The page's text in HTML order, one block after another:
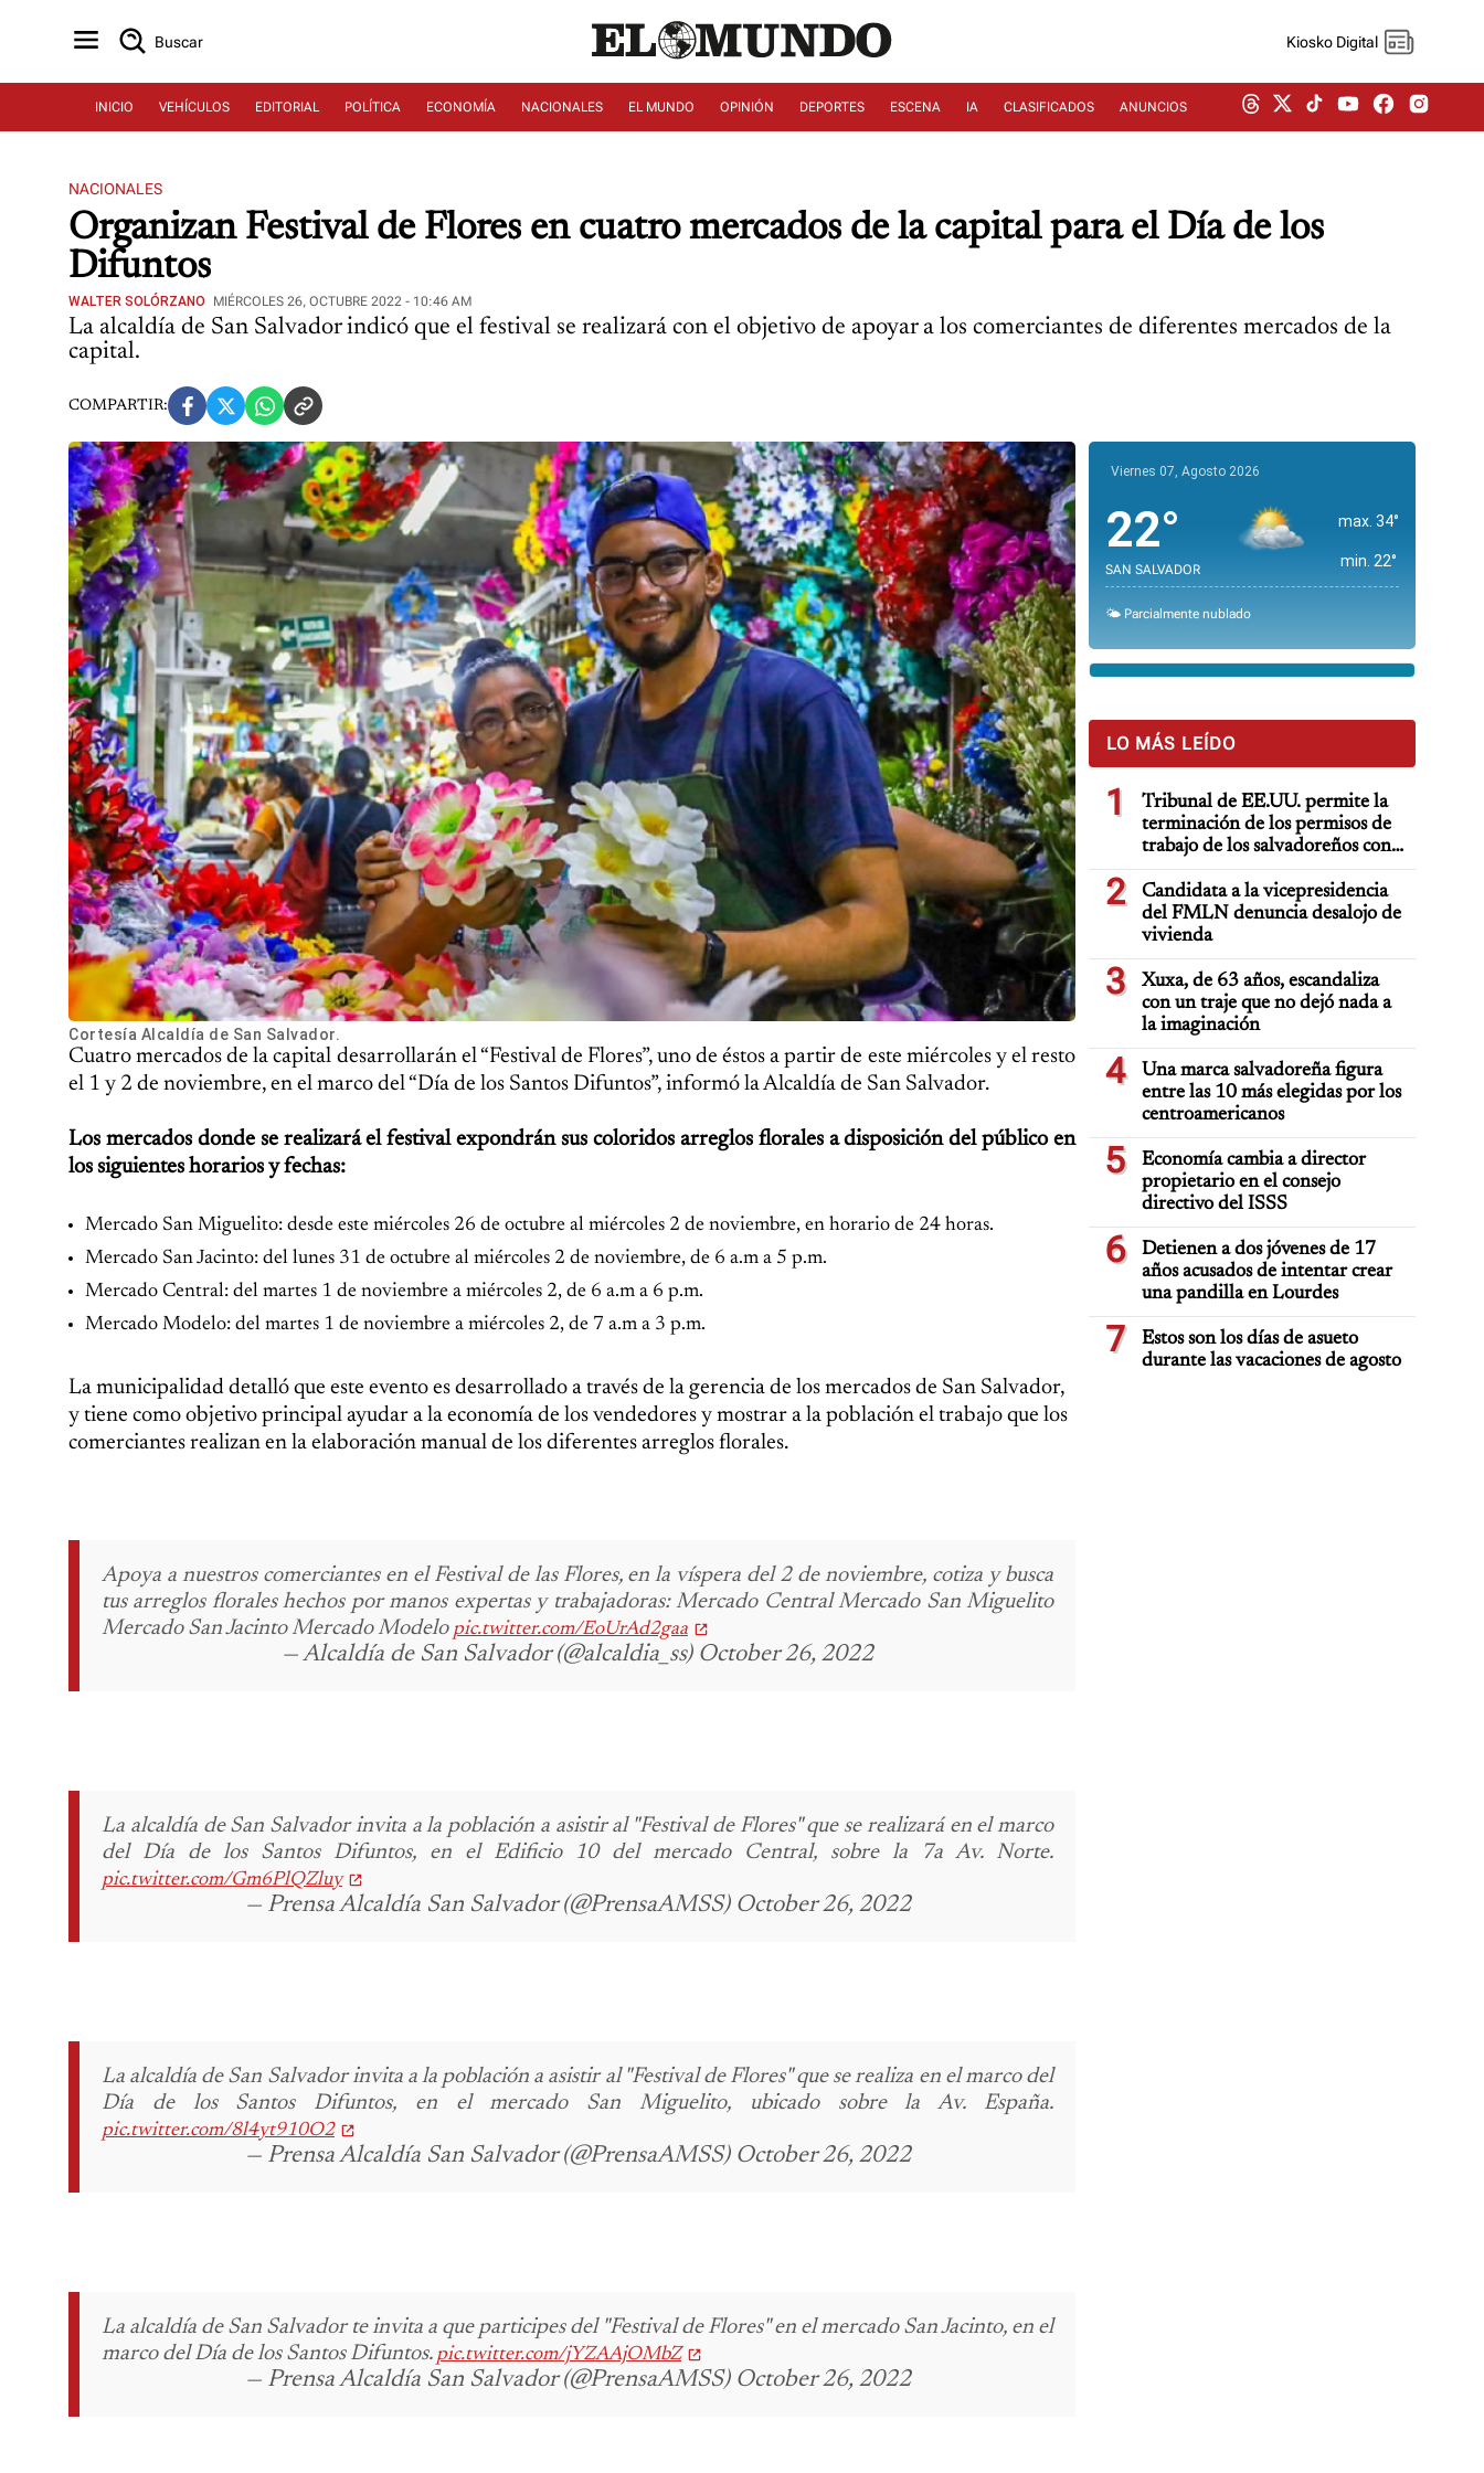
Buscar Kiosko Digital
INICIO VEHÍCULOS EDITORIAL POLÍTICA ECONOMÍA NACIONALES EL MUNDO OPINIÓN DEPORTES ESCENA IA CLASIFICADOS ANUNCIOS
NACIONALES
Organizan Festival de Flores en cuatro mercados de la capital para el Día de los
Difuntos
WALTER SOLÓRZANO MIÉRCOLES 26, OCTUBRE 2022 - 10:46 AM
La alcaldía de San Salvador indicó que el festival se realizará con el objetivo de apoyar a los comerciantes de diferentes mercados de la
capital.
COMPARTIR:
Cortesía Alcaldía de San Salvador.
Cuatro mercados de la capital desarrollarán el “Festival de Flores”, uno de éstos a partir de este miércoles y el resto
el 1 y 2 de noviembre, en el marco del “Día de los Santos Difuntos”, informó la Alcaldía de San Salvador.
Los mercados donde se realizará el festival expondrán sus coloridos arreglos florales a disposición del público en
los siguientes horarios y fechas:
Mercado San Miguelito: desde este miércoles 26 de octubre al miércoles 2 de noviembre, en horario de 24 horas.
Mercado San Jacinto: del lunes 31 de octubre al miércoles 2 de noviembre, de 6 a.m a 5 p.m.
Mercado Central: del martes 1 de noviembre a miércoles 2, de 6 a.m a 6 p.m.
Mercado Modelo: del martes 1 de noviembre a miércoles 2, de 7 a.m a 3 p.m.
La municipalidad detalló que este evento es desarrollado a través de la gerencia de los mercados de San Salvador,
y tiene como objetivo principal ayudar a la economía de los vendedores y mostrar a la población el trabajo que los
comerciantes realizan en la elaboración manual de los diferentes arreglos florales.
Apoya a nuestros comerciantes en el Festival de las Flores, en la víspera del 2 de noviembre, cotiza y busca
tus arreglos florales hechos por manos expertas y trabajadoras: Mercado CentralMercado San Miguelito
Mercado San JacintoMercado Modelo pic.twitter.com/EoUrAd2gaa
— Alcaldía de San Salvador (@alcaldia_ss) October 26, 2022
La alcaldía de San Salvador invita a la población a asistir al "Festival de Flores" que se realizará en el marco
del Día de los Santos Difuntos, en el Edificio 10 del mercado Central, sobre la 7a Av. Norte.
pic.twitter.com/Gm6PlQZluy
— Prensa Alcaldía San Salvador (@PrensaAMSS) October 26, 2022
La alcaldía de San Salvador invita a la población a asistir al "Festival de Flores" que se realiza en el marco del
Día de los Santos Difuntos, en el mercado San Miguelito, ubicado sobre la Av. España.
pic.twitter.com/8l4yt910O2
— Prensa Alcaldía San Salvador (@PrensaAMSS) October 26, 2022
La alcaldía de San Salvador te invita a que participes del "Festival de Flores" en el mercado San Jacinto, en el
marco del Día de los Santos Difuntos. pic.twitter.com/jYZAAjOMbZ
— Prensa Alcaldía San Salvador (@PrensaAMSS) October 26, 2022
Viernes 07, Agosto 2026
22°
SAN SALVADOR
max. 34°
min. 22°
🌤️ Parcialmente nublado
LO MÁS LEÍDO
1
Tribunal de EE.UU. permite la
terminación de los permisos de
trabajo de los salvadoreños con
TPS
2
Candidata a la vicepresidencia
del FMLN denuncia desalojo de
vivienda
3
Xuxa, de 63 años, escandaliza
con un traje que no dejó nada a
la imaginación
4
Una marca salvadoreña figura
entre las 10 más elegidas por los
centroamericanos
5
Economía cambia a director
propietario en el consejo
directivo del ISSS
6
Detienen a dos jóvenes de 17
años acusados de intentar crear
una pandilla en Lourdes
7
Estos son los días de asueto
durante las vacaciones de agosto